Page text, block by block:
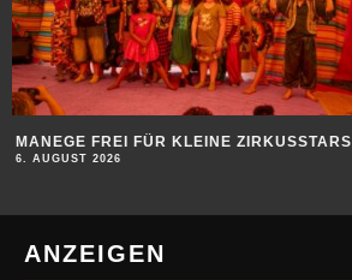
MANEGE FREI FÜR KLEINE ZIRKUSSTARS
6. AUGUST 2026
ANZEIGEN